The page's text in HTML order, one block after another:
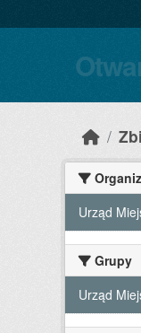
Urząd
Grupy
Urząd